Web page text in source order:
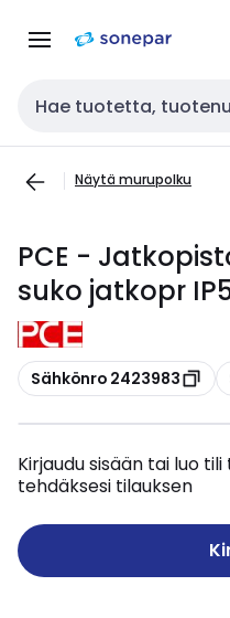
navigointiinsisältöön
Haku
Näytä murupolku
PCE -
suko jatkopr
Kopioi
Sähkönro 2423983
Kirjaudu sisään tai luo
tehdäksesi tilauksen